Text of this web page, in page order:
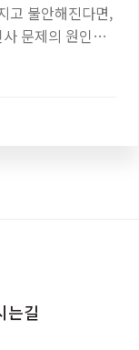
고 불안해진다면,
문제의 원인을
는길